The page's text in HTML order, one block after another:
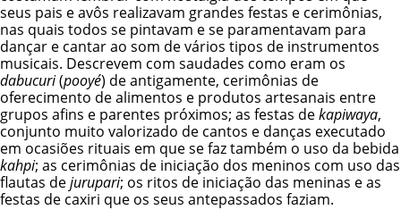
seus pais e avôs realizavam grandes festas e cerimônias,
nas quais todos se pintavam e se paramentavam para
dançar e cantar ao som de vários tipos de instrumentos
musicais. Descrevem com saudades como eram os
dabucuri(pooyé) de antigamente, cerimônias de
oferecimento de alimentos e produtos artesanais entre
grupos afins e parentes próximos; as festas dekapiwaya,
conjunto muito valorizado de cantos e danças executado
em ocasiões rituais em que se faz também o uso da bebida
kahpi; as cerimônias de iniciação dos meninos com uso das
flautas dejurupari; os ritos de iniciação das meninas e as
festas de caxiri que os seus antepassados faziam.